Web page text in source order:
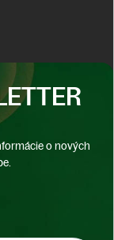
o nových